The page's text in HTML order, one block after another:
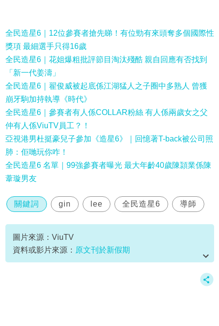
全民造星6｜12位參賽者搶先睇！有位勁有來頭奪多個國際性
獎項 最細選手只得16歲
全民造星6｜花姐爆粗批評節目淘汰殘酷 親自回應有否找到
「新一代姜濤」
全民造星6｜翟俊威被起底係江湖猛人之子圈中多熟人 曾獲
崩牙駒加持執導《時代》
全民造星6｜參賽者有人係COLLAR粉絲 有人係兩歲女之父
仲有人係ViuTV員工？！
亞視港男杜挺豪兒子參加《造星6》｜回憶著T-back被公司照
肺：佢哋玩你咋！
全民造星6 名單｜99強參賽者曝光 最大年齡40歲陳頴業係陳
葦璇男友
關鍵詞 gin lee 全民造星6 導師
圖片來源：ViuTV
資料或影片來源： 原文刊於新假期